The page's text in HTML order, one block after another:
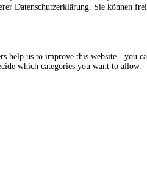
Datenschutzerklärung. Sie können
help us to improve this website - you
which categories you want to allow.